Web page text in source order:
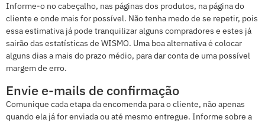
Informe-o no cabeçalho, nas páginas dos produtos, na página do
cliente e onde mais for possível. Não tenha medo de se repetir, pois
essa estimativa já pode tranquilizar alguns compradores e estes já
sairão das estatísticas de WISMO. Uma boa alternativa é colocar
alguns dias a mais do prazo médio, para dar conta de uma possível
margem de erro.
Envie e-mails de confirmação
Comunique cada etapa da encomenda para o cliente, não apenas
quando ela já for enviada ou até mesmo entregue. Informe sobre a